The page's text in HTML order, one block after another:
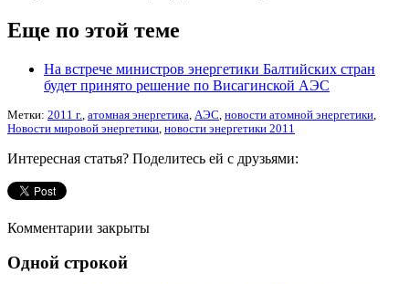
Еще по этой теме
На встрече министров энергетики Балтийских стран
будет принято решение по Висагинской АЭС
Метки: 2011 г. атомная энергетика АЭС новости атомной энергетики
Новости мировой энергетики новости энергетики 2011
Интересная статья? Поделитесь ей с друзьями:
Комментарии закрыты
Одной строкой